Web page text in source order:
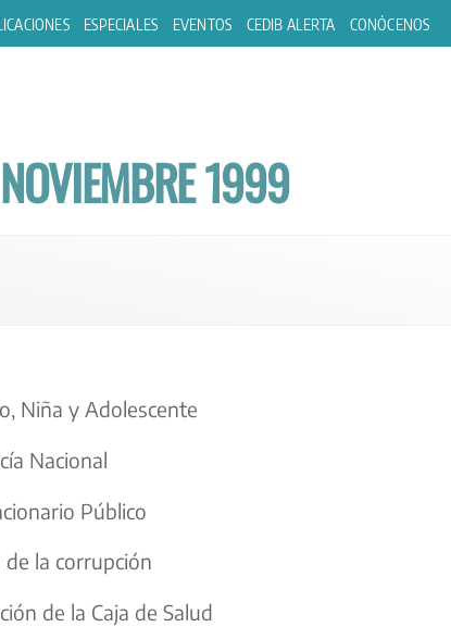
ESPECIALES EVENTOS CEDIB ALERTA CONÓCENOS
1999
Niña y Adolescente
Nacional
Público
la corrupción
de la Caja de Salud